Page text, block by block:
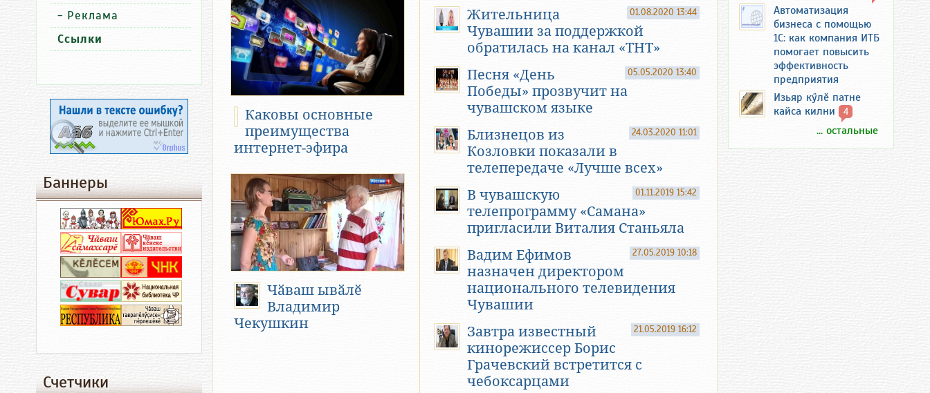
Каковы основные
преимущества
интернет-эфира
Чӑваш ывӑлӗ
Владимир
Чекушкин
01.08.2020 13:44
Жительница
Чувашии за поддержкой
обратилась на канал «ТНТ»
05.05.2020 13:40
Песня «День
Победы» прозвучит на
чувашском языке
24.03.2020 11:01
Близнецов из
Козловки показали в
телепередаче «Лучше всех»
01.11.2019 15:42
В чувашскую
телепрограмму «Самана»
пригласили Виталия Станьяла
27.05.2019 10:18
Вадим Ефимов
назначен директором
национального телевидения
Чувашии
21.05.2019 16:12
Завтра известный
кинорежиссер Борис
Грачевский встретится с
чебоксарцами
- Реклама
Ссылки
Баннеры
Счетчики
Автоматизация
бизнеса с помощью
1С: как компания ИТБ
помогает повысить
эффективность
предприятия
Изьяр кӳлӗ патне
кайса килни
4
... остальные